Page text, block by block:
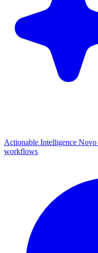
Actionable Intelligence Novo
workflows